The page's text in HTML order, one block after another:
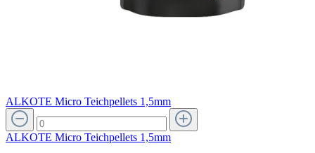
ALKOTE Micro Teichpellets 1,5mm
ALKOTE Micro Teichpellets 1,5mm